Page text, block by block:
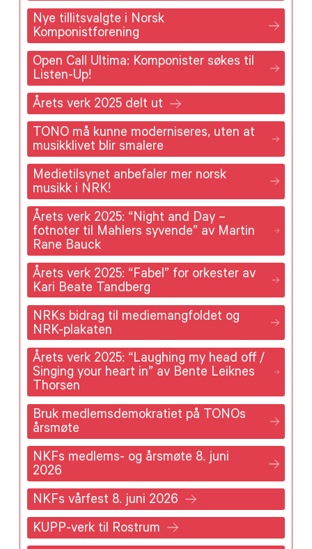
Nye tillitsvalgte i Norsk
Komponistforening
Open Call Ultima: Komponister søkes til
Listen-Up!
Årets verk 2025 delt ut
TONO må kunne moderniseres, uten at
musikklivet blir smalere
Medietilsynet anbefaler mer norsk
musikk i NRK!
Årets verk 2025: “Night and Day –
fotnoter til Mahlers syvende” av Martin
Rane Bauck
Årets verk 2025: “Fabel” for orkester av
Kari Beate Tandberg
NRKs bidrag til mediemangfoldet og
NRK-plakaten
Årets verk 2025: “Laughing my head off /
Singing your heart in” av Bente Leiknes
Thorsen
Bruk medlemsdemokratiet på TONOs
årsmøte
NKFs medlems- og årsmøte 8. juni
2026
NKFs vårfest 8. juni 2026
KUPP-verk til Rostrum